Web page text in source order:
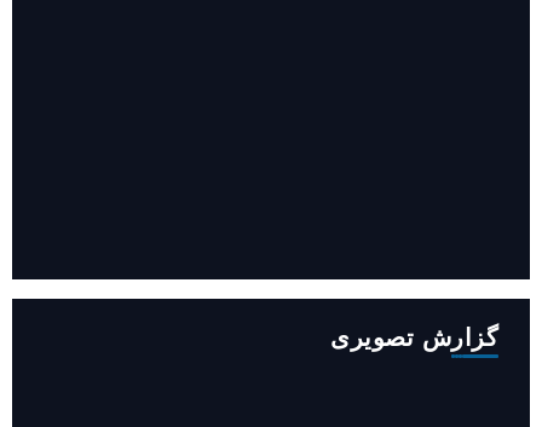
گزارش تصویری